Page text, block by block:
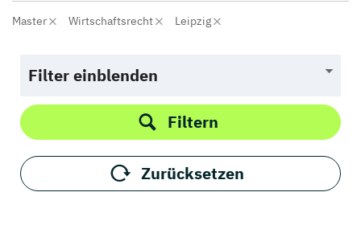
Master Wirtschaftsrecht Leipzig
Filter einblenden
Filtern
Zurücksetzen